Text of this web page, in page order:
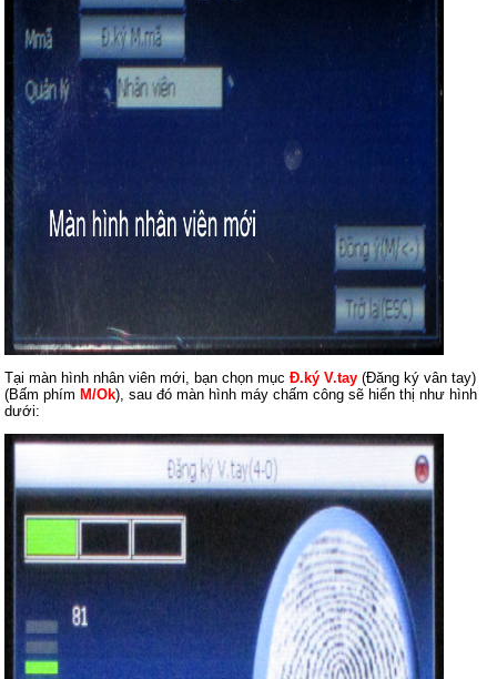
Tại màn hình nhân viên mới, bạn chọn mụcĐ.ký V.tay (Đăng ký vân tay)
(Bấm phím M/Ok), sau đó màn hình máy chấm công sẽ hiển thị như hình
dưới: